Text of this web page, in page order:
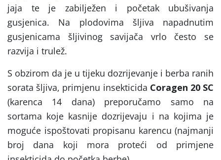
jaja te je zabilježen i početak ubušivanja
gusjenica. Na plodovima šljiva napadnutim
gusjenicama šljivinog savijača vrlo često se
razvija i trulež.
S obzirom da je u tijeku dozrijevanje i berba ranih
sorata šljiva, primjenu insekticida Coragen 20 SC
(karenca 14 dana) preporučamo samo na
sortama koje kasnije dozrijevaju i na kojima je
moguće ispoštovati propisanu karencu (najmanji
broj dana koji mora proteći od primjene